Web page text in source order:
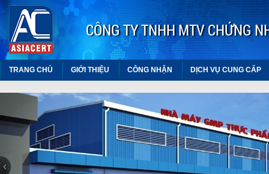
CÔNG TY TNHH MTV CHỨNG
TRANG CHỦ GIỚI THIỆU CÔNG NHẬN DỊCH VỤ CUNG CẤP
Cục An toàn thực phẩm